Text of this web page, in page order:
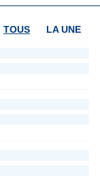
LA UNE
TOUS